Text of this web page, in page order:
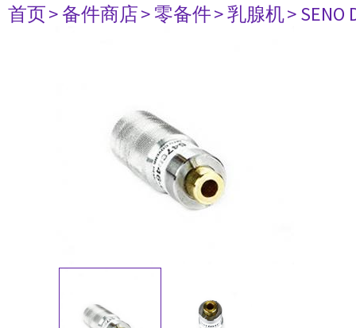
首页> 备件商店> 零备件> 乳腺机> SENO